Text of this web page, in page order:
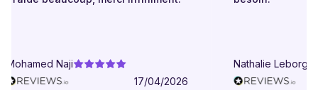
Naji
17/04/2026
Nathalie Leborgne